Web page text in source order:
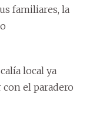
familiares, la
local ya
el paradero